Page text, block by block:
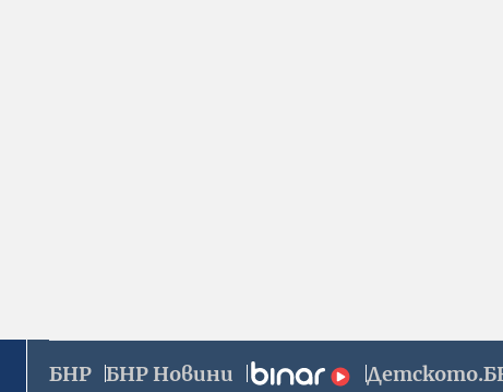
БНР БНР Новини